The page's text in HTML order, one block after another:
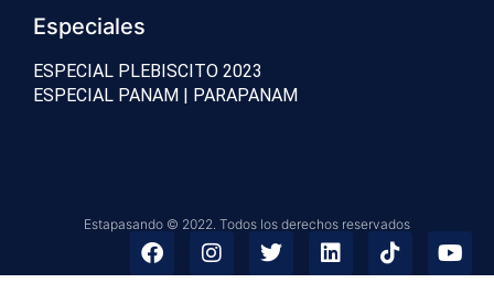
Especiales
ESPECIAL PLEBISCITO 2023
ESPECIAL PANAM | PARAPANAM
Estapasando © 2022. Todos los derechos reservados